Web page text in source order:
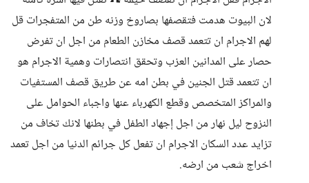
لان البيوت هدمت فتقصفها بصاروخ وزنه طن من المتفجرات قل
لهم الاجرام ان تتعمد قصف مخازن الطعام من اجل ان تفرض
حصار على المدانين العزب وتحقق انتصارات وهمية الاجرام هو
ان تتعمد قتل الجنين في بطن امه عن طريق قصف المستفيات
والمراكز المتخصص وقطع الكهرباء عنها واجباء الحوامل على
النزوح ليل نهار من اجل إجهاد الطفل في بطنها لانك تخاف من
تزايد عدد السكان الاجرام ان تفعل كل جرائم الدنيا من اجل تعمد
اخراج شعب من ارضه.